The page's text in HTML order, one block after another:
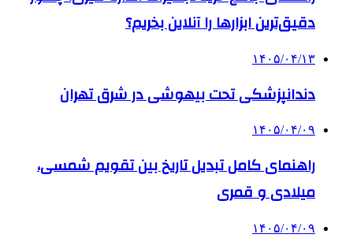
دقیق‌ترین ابزارها را آنلاین بخریم؟
۱۴۰۵/۰۴/۱۳
دندانپزشکی تحت بیهوشی در شرق تهران
۱۴۰۵/۰۴/۰۹
راهنمای کامل تبدیل تاریخ بین تقویم شمسی،
میلادی و قمری
۱۴۰۵/۰۴/۰۹